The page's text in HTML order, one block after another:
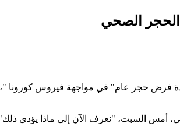
الصحي
حجر عام" في مواجهة فيروس كورونا "،
السبت، "نعرف الآن إلى ماذا يؤدي ذلك"،